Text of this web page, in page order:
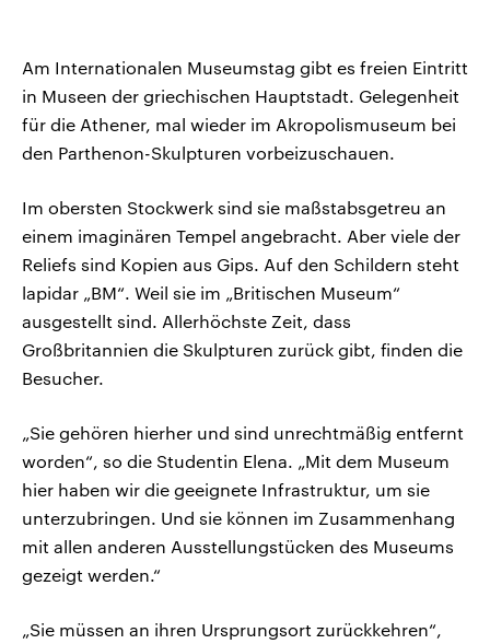
Am Internationalen Museumstag gibt es freien Eintritt
in Museen der griechischen Hauptstadt. Gelegenheit
für die Athener, mal wieder im Akropolismuseum bei
den Parthenon-Skulpturen vorbeizuschauen.
Im obersten Stockwerk sind sie maßstabsgetreu an
einem imaginären Tempel angebracht. Aber viele der
Reliefs sind Kopien aus Gips. Auf den Schildern steht
lapidar „BM“. Weil sie im „Britischen Museum“
ausgestellt sind. Allerhöchste Zeit, dass
Großbritannien die Skulpturen zurück gibt, finden die
Besucher.
„Sie gehören hierher und sind unrechtmäßig entfernt
worden“, so die Studentin Elena. „Mit dem Museum
hier haben wir die geeignete Infrastruktur, um sie
unterzubringen. Und sie können im Zusammenhang
mit allen anderen Ausstellungstücken des Museums
gezeigt werden.“
„Sie müssen an ihren Ursprungsort zurückkehren“,